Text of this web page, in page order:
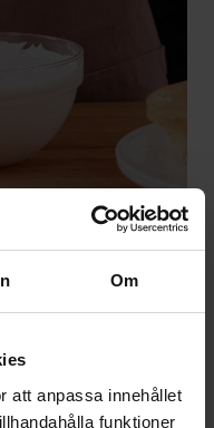
Om
att anpassa innehållet
funktioner
kompetensen hos